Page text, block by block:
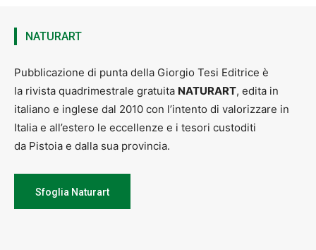
NATURART
Pubblicazione di punta della Giorgio Tesi Editrice è
la rivista quadrimestrale gratuita NATURART, edita in
italiano e inglese dal 2010 con l’intento di valorizzare in
Italia e all’estero le eccellenze e i tesori custoditi
da Pistoia e dalla sua provincia.
Sfoglia Naturart